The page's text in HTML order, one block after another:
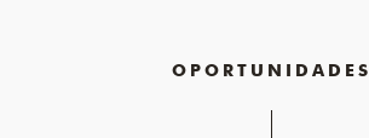
OPORTUNIDADES